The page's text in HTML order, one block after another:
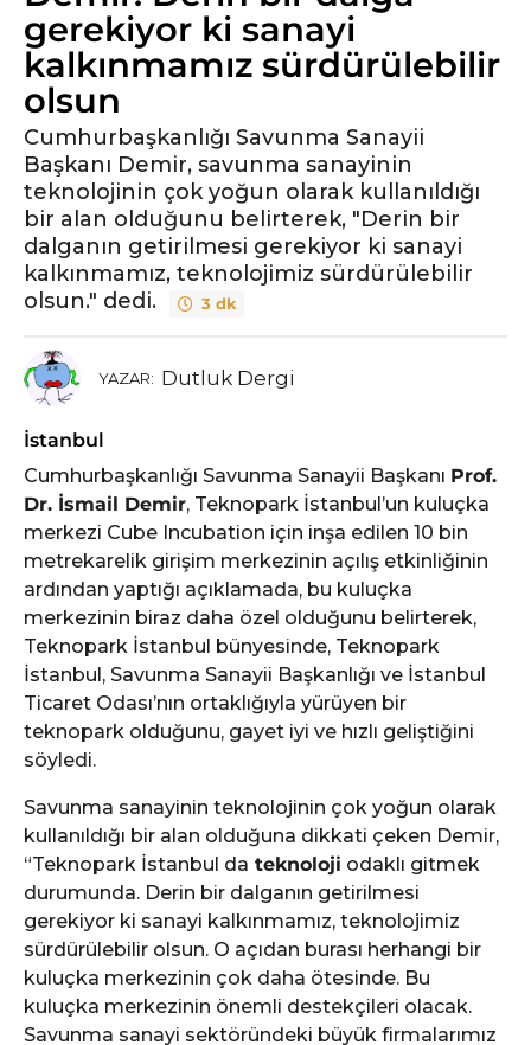
gerekiyor ki sanayi
kalkınmamız sürdürülebilir
olsun
Cumhurbaşkanlığı Savunma Sanayii
Başkanı Demir, savunma sanayinin
teknolojinin çok yoğun olarak kullanıldığı
bir alan olduğunu belirterek, "Derin bir
dalganın getirilmesi gerekiyor ki sanayi
kalkınmamız, teknolojimiz sürdürülebilir
olsun." dedi.
3 dk
YAZAR: Dutluk Dergi
İstanbul
Cumhurbaşkanlığı Savunma Sanayii Başkanı Prof.
Dr. İsmail Demir, Teknopark İstanbul’un kuluçka
merkezi Cube Incubation için inşa edilen 10 bin
metrekarelik girişim merkezinin açılış etkinliğinin
ardından yaptığı açıklamada, bu kuluçka
merkezinin biraz daha özel olduğunu belirterek,
Teknopark İstanbul bünyesinde, Teknopark
İstanbul, Savunma Sanayii Başkanlığı ve İstanbul
Ticaret Odası’nın ortaklığıyla yürüyen bir
teknopark olduğunu, gayet iyi ve hızlı geliştiğini
söyledi.
Savunma sanayinin teknolojinin çok yoğun olarak
kullanıldığı bir alan olduğuna dikkati çeken Demir,
“Teknopark İstanbul da teknoloji odaklı gitmek
durumunda. Derin bir dalganın getirilmesi
gerekiyor ki sanayi kalkınmamız, teknolojimiz
sürdürülebilir olsun. O açıdan burası herhangi bir
kuluçka merkezinin çok daha ötesinde. Bu
kuluçka merkezinin önemli destekçileri olacak.
Savunma sanayi sektöründeki büyük firmalarımız